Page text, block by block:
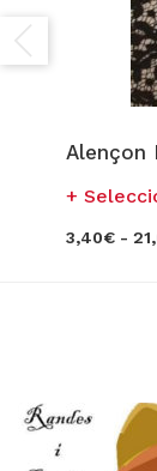
Alençon
3,40€ -